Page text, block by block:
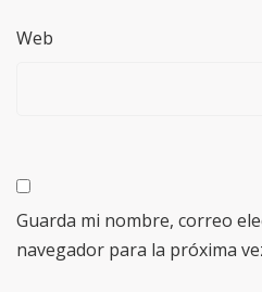
Web
Guarda mi nombre, correo
navegador para la próxima